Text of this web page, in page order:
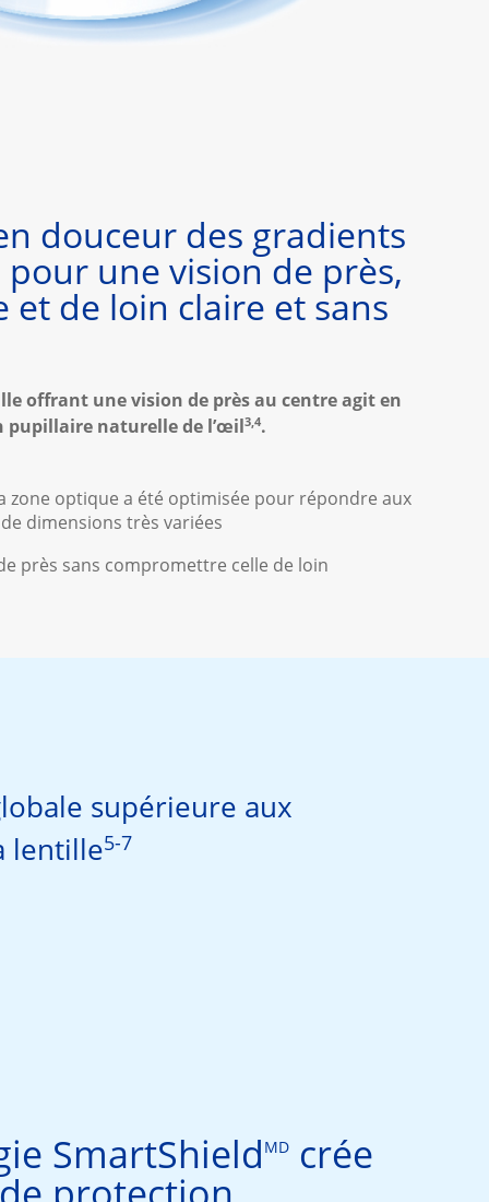
douceur des gradients
une vision de près,
de loin claire et sans
offrant une vision de près au centre agit en
pupillaire naturelle de l’œil3,4.
zone optique a été optimisée pour répondre aux
dimensions très variées
près sans compromettre celle de loin
supérieure aux
lentille5-7
SmartShield MD crée